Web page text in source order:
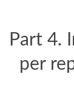
Part 4.
per